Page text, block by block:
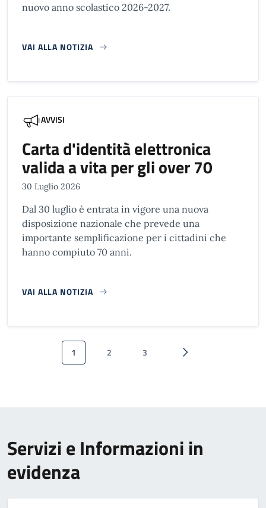
nuovo anno scolastico 2026-2027.
VAI ALLA NOTIZIA
AVVISI
Carta d'identità elettronica
valida a vita per gli over 70
30 Luglio 2026
Dal 30 luglio è entrata in vigore una nuova
disposizione nazionale che prevede una
importante semplificazione per i cittadini che
hanno compiuto 70 anni.
VAI ALLA NOTIZIA
Paginazione
Pagina attuale
1 Pagina
2 Pagina
3 Pagina successiva
Servizi e Informazioni in
evidenza